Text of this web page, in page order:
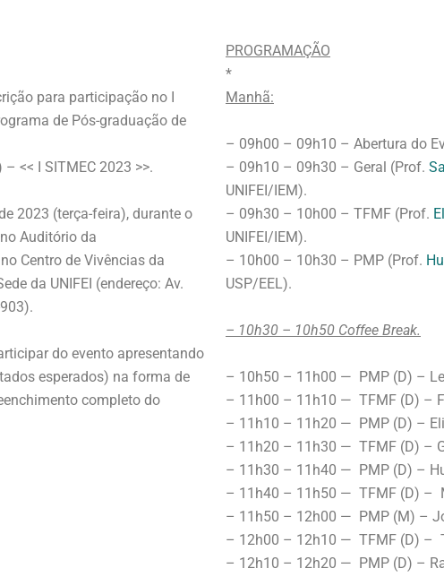
para participação no I
de Pós-graduação de
<< I SITMEC 2023 >>.
2023 (terça-feira), durante o
Auditório da
Centro de Vivências da
da UNIFEI (endereço: Av.
do evento apresentando
esperados) na forma de
completo do
PROGRAMAÇÃO
*
Manhã:
– 09h00 – 09h10 – Abertura do
– 09h10 – 09h30 – Geral (Prof.
UNIFEI/IEM).
– 09h30 – 10h00 – TFMF (Prof.
UNIFEI/IEM).
– 10h00 – 10h30 – PMP (Prof.
USP/EEL).
– 10h30 – 10h50 Coffee Break.
– 10h50 – 11h00 — PMP (D) –
– 11h00 – 11h10 — TFMF (D) –
– 11h10 – 11h20 — PMP (D) –
– 11h20 – 11h30 — TFMF (D) –
– 11h30 – 11h40 — PMP (D) –
– 11h40 – 11h50 — TFMF (D) –
– 11h50 – 12h00 — PMP (M) –
– 12h00 – 12h10 — TFMF (D) –
– 12h10 – 12h20 — PMP (D) –